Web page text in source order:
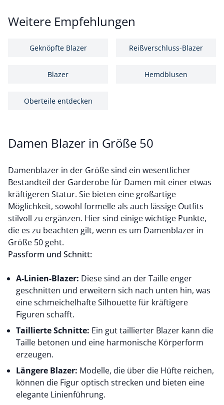
Weitere Empfehlungen
Geknöpfte Blazer Reißverschluss-Blazer
Blazer Hemdblusen
Oberteile entdecken
Damen Blazer in Größe 50
Damenblazer in der Größe sind ein wesentlicher
Bestandteil der Garderobe für Damen mit einer etwas
kräftigeren Statur. Sie bieten eine großartige
Möglichkeit, sowohl formelle als auch lässige Outfits
stilvoll zu ergänzen. Hier sind einige wichtige Punkte,
die es zu beachten gilt, wenn es um Damenblazer in
Größe 50 geht.
Passform und Schnitt:
A-Linien-Blazer: Diese sind an der Taille enger
geschnitten und erweitern sich nach unten hin, was
eine schmeichelhafte Silhouette für kräftigere
Figuren schafft.
Taillierte Schnitte: Ein gut taillierter Blazer kann die
Taille betonen und eine harmonische Körperform
erzeugen.
Längere Blazer: Modelle, die über die Hüfte reichen,
können die Figur optisch strecken und bieten eine
elegante Linienführung.